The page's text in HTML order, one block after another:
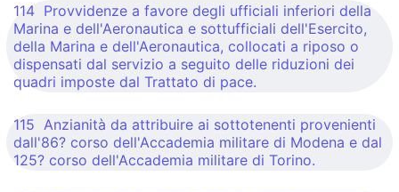
114 Provvidenze a favore degli ufficiali inferiori della
Marina e dell'Aeronautica e sottufficiali dell'Esercito,
della Marina e dell'Aeronautica, collocati a riposo o
dispensati dal servizio a seguito delle riduzioni dei
quadri imposte dal Trattato di pace.
115 Anzianità da attribuire ai sottotenenti provenienti
dall'86? corso dell'Accademia militare di Modena e dal
125? corso dell'Accademia militare di Torino.